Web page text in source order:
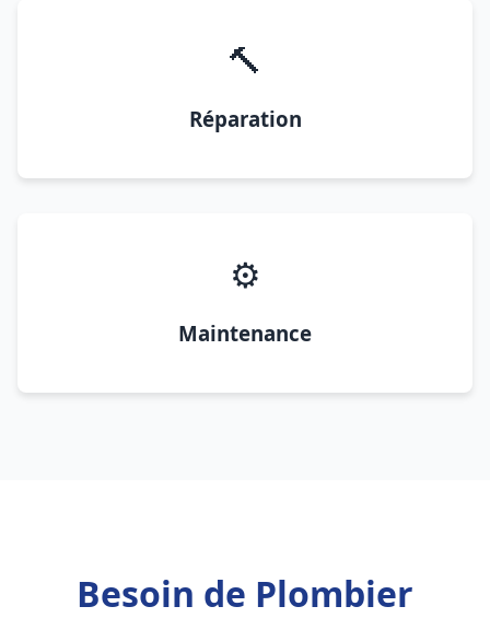
🔨
Réparation
⚙️
Maintenance
Besoin de Plombier